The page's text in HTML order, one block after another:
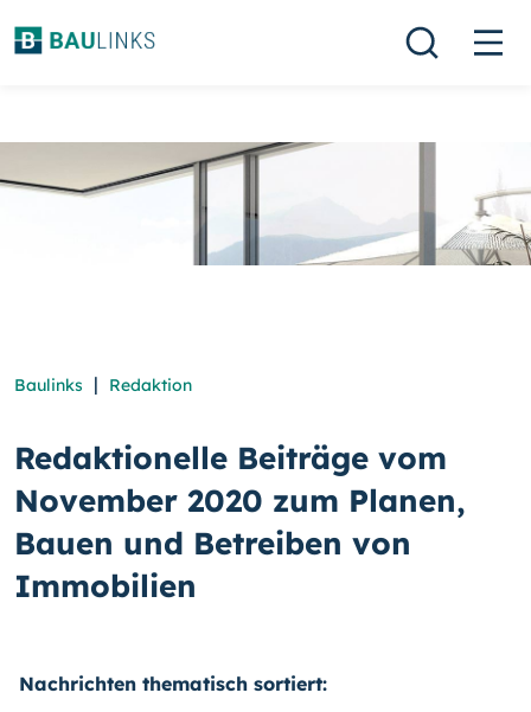
Baulinks | Redaktion
Redaktionelle Beiträge vom
November 2020 zum Planen,
Bauen und Betreiben von
Immobilien
Nachrichten thematisch sortiert: